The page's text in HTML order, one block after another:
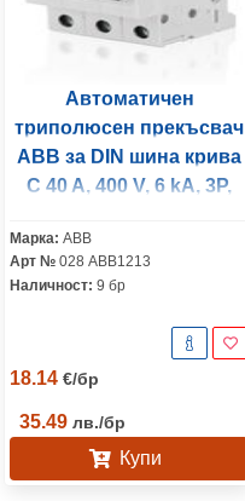
Автоматичен
триполюсен прекъсвач
ABB за DIN шина крива
C 40 A, 400 V, 6 kA, 3P,
Марка: ABB
Арт № 028 ABB1213
Наличност: 9 бр
18.14 €/бр
35.49 лв./бр
Купи